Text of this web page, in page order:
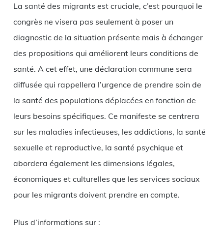
La santé des migrants est cruciale, c’est pourquoi le
congrès ne visera pas seulement à poser un
diagnostic de la situation présente mais à échanger
des propositions qui améliorent leurs conditions de
santé. A cet effet, une déclaration commune sera
diffusée qui rappellera l’urgence de prendre soin de
la santé des populations déplacées en fonction de
leurs besoins spécifiques. Ce manifeste se centrera
sur les maladies infectieuses, les addictions, la santé
sexuelle et reproductive, la santé psychique et
abordera également les dimensions légales,
économiques et culturelles que les services sociaux
pour les migrants doivent prendre en compte.
Plus d’informations sur :